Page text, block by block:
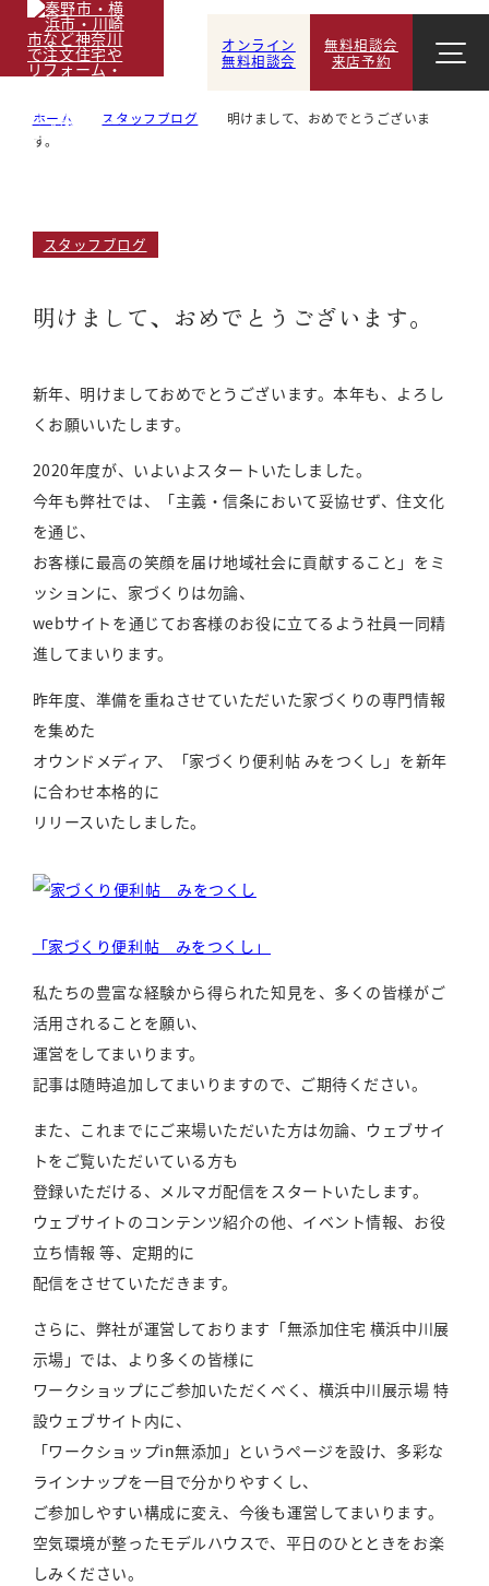
オンライン
無料相談会
無料相談会
来店予約
ホーム スタッフブログ
明けまして、おめでとうございま
す。
スタッフブログ
明けまして、おめでとうございます。
新年、明けましておめでとうございます。本年も、よろし
くお願いいたします。
2020年度が、いよいよスタートいたしました。
今年も弊社では、「主義・信条において妥協せず、住文化
を通じ、
お客様に最高の笑顔を届け地域社会に貢献すること」をミ
ッションに、家づくりは勿論、
webサイトを通じてお客様のお役に立てるよう社員一同精
進してまいります。
昨年度、準備を重ねさせていただいた家づくりの専門情報
を集めた
オウンドメディア、「家づくり便利帖 みをつくし」を新年
に合わせ本格的に
リリースいたしました。
「家づくり便利帖 みをつくし」
私たちの豊富な経験から得られた知見を、多くの皆様がご
活用されることを願い、
運営をしてまいります。
記事は随時追加してまいりますので、ご期待ください。
また、これまでにご来場いただいた方は勿論、ウェブサイ
トをご覧いただいている方も
登録いただける、メルマガ配信をスタートいたします。
ウェブサイトのコンテンツ紹介の他、イベント情報、お役
立ち情報 等、定期的に
配信をさせていただきます。
さらに、弊社が運営しております「無添加住宅 横浜中川展
示場」では、より多くの皆様に
ワークショップにご参加いただくべく、横浜中川展示場 特
設ウェブサイト内に、
「ワークショップin無添加」というページを設け、多彩な
ラインナップを一目で分かりやすくし、
ご参加しやすい構成に変え、今後も運営してまいります。
空気環境が整ったモデルハウスで、平日のひとときをお楽
しみください。